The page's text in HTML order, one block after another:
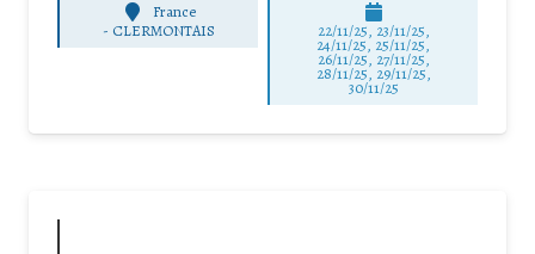
France
- CLERMONTAIS 22/11/25, 23/11/25,
24/11/25, 25/11/25,
26/11/25, 27/11/25,
28/11/25, 29/11/25,
30/11/25